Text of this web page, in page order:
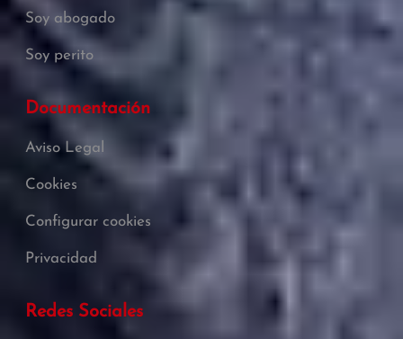
Soy abogado
Soy perito
Documentación
Aviso Legal
Cookies
Configurar cookies
Privacidad
Redes Sociales